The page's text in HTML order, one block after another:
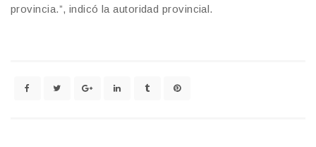
provincia.”, indicó la autoridad provincial.